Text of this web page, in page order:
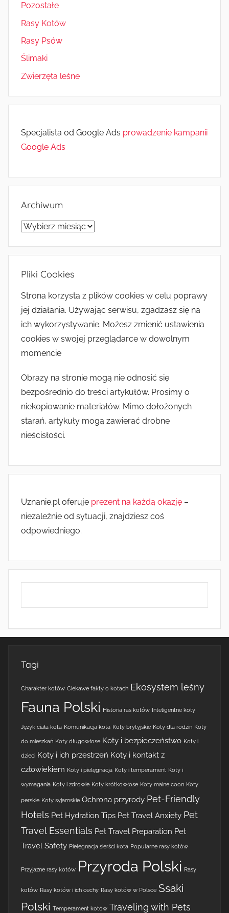
Pozostałe
Rasy Kotów
Rasy Psów
Ślimaki
Zwierzęta leśne
Specjalista od Google Ads prowadzenie kampanii
Google Ads
Archiwum
Archiwum
Pliki Cookies
Strona korzysta z plików cookies w celu poprawy
jej działania. Używając serwisu, zgadzasz się na
ich wykorzystywanie. Możesz zmienić ustawienia
cookies w swojej przeglądarce w dowolnym
momencie
Obrazy na stronie mogą nie odnosić się
bezpośrednio do treści artykułów. Prosimy o
niekopiowanie materiałów. Mimo dołożonych
starań, artykuły mogą zawierać drobne
nieścisłości.
Uznanie.pl oferuje prezent na każdą okazję –
niezależnie od sytuacji, znajdziesz coś
odpowiedniego.
Tagi
Charakter kotów Ciekawe fakty o kotach Ekosystem leśny
Fauna Polski Historia ras kotów Inteligentne koty
Język ciała kota Komunikacja kota Koty brytyjskie Koty dla rodzin Koty
do mieszkań Koty długowłose Koty i bezpieczeństwo Koty i
dzieci Koty i ich przestrzeń Koty i kontakt z
człowiekiem Koty i pielęgnacja Koty i temperament Koty i
wymagania Koty i zdrowie Koty krótkowłose Koty maine coon Koty
perskie Koty syjamskie Ochrona przyrody Pet-Friendly
Hotels Pet Hydration Tips Pet Travel Anxiety Pet
Travel Essentials Pet Travel Preparation Pet
Travel Safety Pielęgnacja sierści kota Popularne rasy kotów
Przyjazne rasy kotów Przyroda Polski Rasy
kotów Rasy kotów i ich cechy Rasy kotów w Polsce Ssaki
Polski Temperament kotów Traveling with Pets